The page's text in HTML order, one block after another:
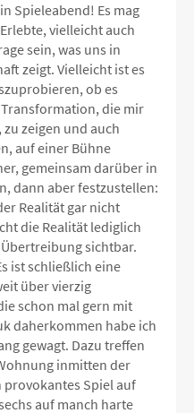
Spieleabend! Es mag
vielleicht auch
sein, was uns in
zeigt. Vielleicht ist es
ob es
die mir
zeigen und auch
auf einer Bühne
gemeinsam darüber in
dann aber festzustellen:
Realität gar nicht
die Realität lediglich
sichtbar.
ist schließlich eine
über vierzig
schon mal gern mit
daherkommen habe ich
gewagt. Dazu treffen
inmitten der
Spiel auf
auf manch harte